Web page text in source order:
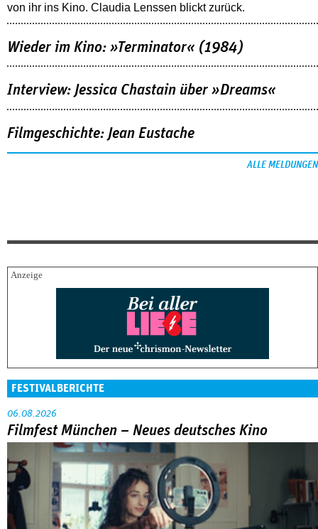
von ihr ins Kino. Claudia Lenssen blickt zurück.
Wieder im Kino: »Terminator« (1984)
Interview: Jessica Chastain über »Dreams«
Filmgeschichte: Jean Eustache
ALLE MELDUNGEN
FESTIVALBERICHTE
06.08.2026
Filmfest München – Neues deutsches Kino